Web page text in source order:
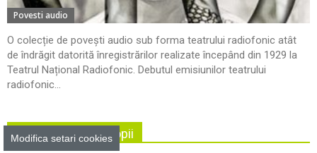
Povesti audio
O colecție de povești audio sub forma teatrului radiofonic atât
de îndrăgit datorită înregistrărilor realizate începând din 1929 la
Teatrul Național Radiofonic. Debutul emisiunilor teatrului
radiofonic...
Activitati pentru copii
Modifica setari cookies